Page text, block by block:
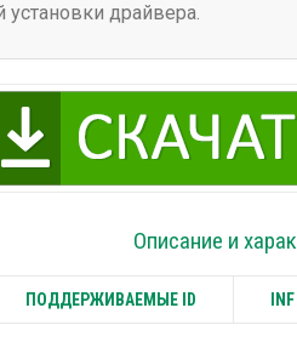
установки драйвера.
Описание и
ПОДДЕРЖИВАЕМЫЕ ID